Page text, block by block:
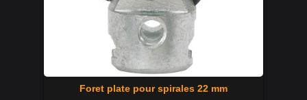
Foret plate pour spirales 22 mm